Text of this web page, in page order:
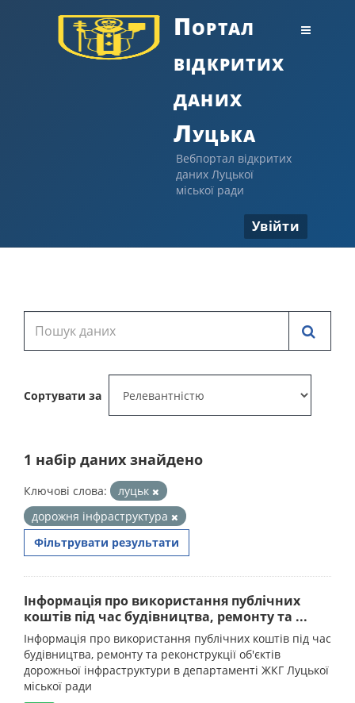
Портал
відкритих
даних
Луцька
Вебпортал відкритих
даних Луцької
міської ради
Увійти
Сортувати за
1 набір даних знайдено
Ключові слова:
луцьк
дорожня інфраструктура
Фільтрувати результати
Інформація про використання публічних
коштів під час будівництва, ремонту та ...
Інформація про використання публічних коштів під час
будівництва, ремонту та реконструкції об'єктів
дорожньої інфраструктури в департаменті ЖКГ Луцької
міської ради